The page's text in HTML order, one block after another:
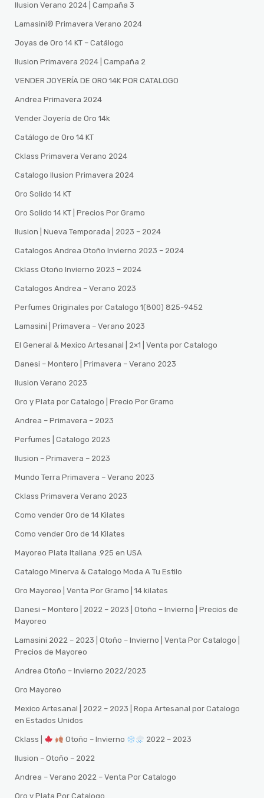
Ilusion Verano 2024 | Campaña 3
Lamasini®️ Primavera Verano 2024
Joyas de Oro 14 KT – Catálogo
Ilusion Primavera 2024 | Campaña 2
VENDER JOYERÍA DE ORO 14K POR CATALOGO
Andrea Primavera 2024
Vender Joyería de Oro 14k
Catálogo de Oro 14 KT
Cklass Primavera Verano 2024
Catalogo Ilusion Primavera 2024
Oro Solido 14 KT
Oro Solido 14 KT | Precios Por Gramo
Ilusion | Nueva Temporada | 2023 – 2024
Catalogos Andrea Otoño Invierno 2023 – 2024
Cklass Otoño Invierno 2023 – 2024
Catalogos Andrea – Verano 2023
Perfumes Originales por Catalogo 1(800) 825-9452
Lamasini | Primavera – Verano 2023
El General & Mexico Artesanal | 2×1 | Venta por Catalogo
Danesi – Montero | Primavera – Verano 2023
Ilusion Verano 2023
Oro y Plata por Catalogo | Precio Por Gramo
Andrea – Primavera – 2023
Perfumes | Catalogo 2023
Ilusion – Primavera – 2023
Mundo Terra Primavera – Verano 2023
Cklass Primavera Verano 2023
Como vender Oro de 14 Kilates
Como vender Oro de 14 Kilates
Mayoreo Plata Italiana .925 en USA
Catalogo Minerva & Catalogo Moda A Tu Estilo
Oro Mayoreo | Venta Por Gramo | 14 kilates
Danesi – Montero | 2022 – 2023 | Otoño – Invierno | Precios de
Mayoreo
Lamasini 2022 – 2023 | Otoño – Invierno | Venta Por Catalogo |
Precios de Mayoreo
Andrea Otoño – Invierno 2022/2023
Oro Mayoreo
Mexico Artesanal | 2022 – 2023 | Ropa Artesanal por Catalogo
en Estados Unidos
Cklass | Otoño – Invierno 2022 – 2023
Ilusion – Otoño – 2022
Andrea – Verano 2022 – Venta Por Catalogo
Oro y Plata Por Catalogo